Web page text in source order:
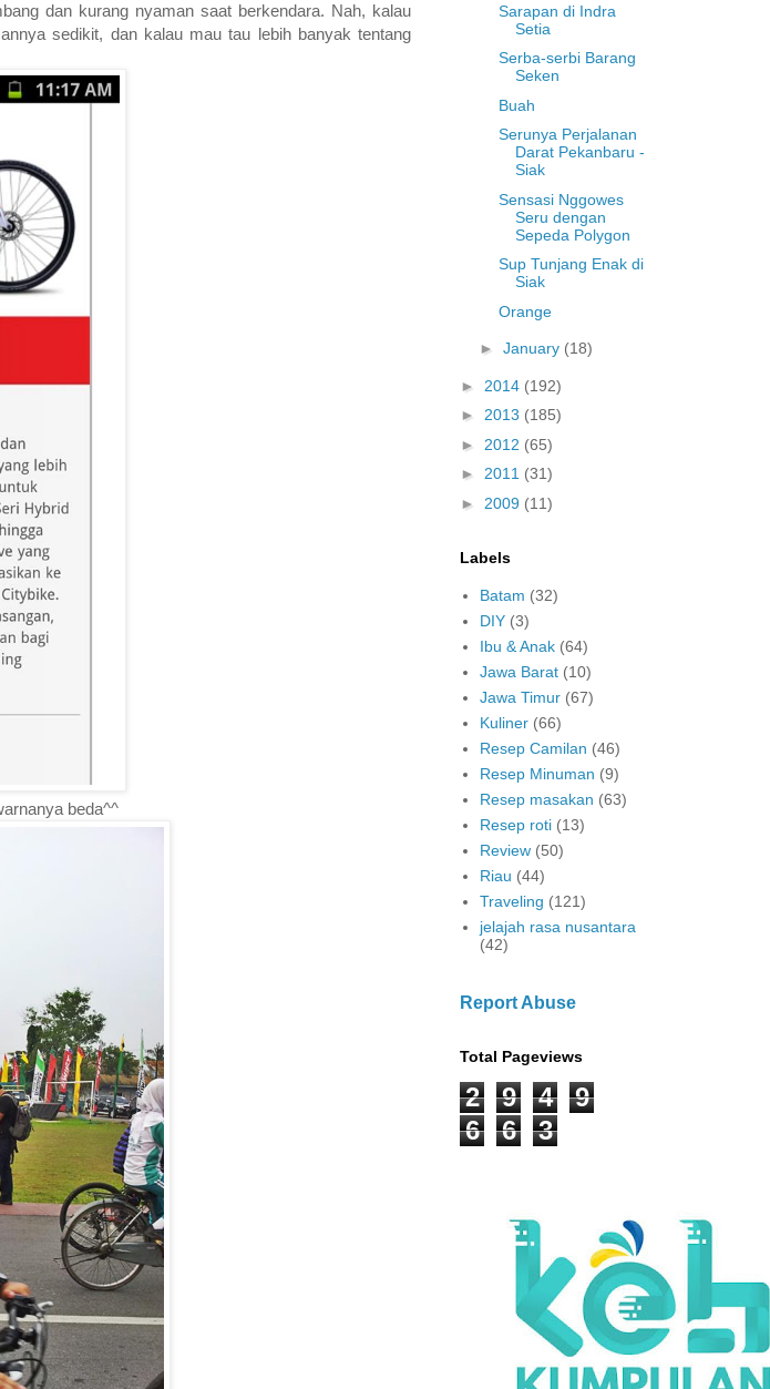
dan kurang nyaman saat berkendara. Nah, kalau
sedikit, dan kalau mau tau lebih banyak tentang
beda^^
Sarapan di Indra
Setia
Serba-serbi Barang
Seken
Buah
Serunya Perjalanan
Darat Pekanbaru -
Siak
Sensasi Nggowes
Seru dengan
Sepeda Polygon
Sup Tunjang Enak di
Siak
Orange
► January (18)
► 2014 (192)
► 2013 (185)
► 2012 (65)
► 2011 (31)
► 2009 (11)
Labels
Batam (32)
DIY (3)
Ibu & Anak (64)
Jawa Barat (10)
Jawa Timur (67)
Kuliner (66)
Resep Camilan (46)
Resep Minuman (9)
Resep masakan (63)
Resep roti (13)
Review (50)
Riau (44)
Traveling (121)
jelajah rasa nusantara
(42)
Report Abuse
Total Pageviews
2 9 4
9
6
6 3